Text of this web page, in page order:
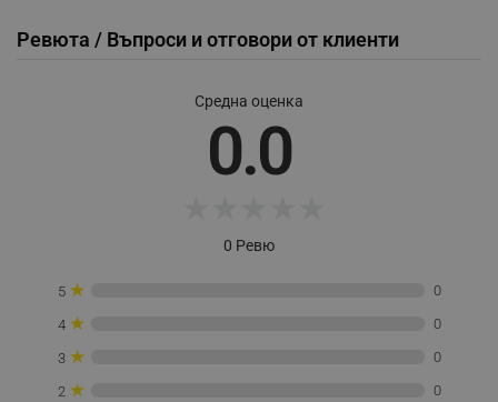
Ревюта / Въпроси и отговори от клиенти
Средна оценка
0.0
0 Ревю
5 ★ 0
4 ★ 0
3 ★ 0
2 ★ 0
.alleop.bg